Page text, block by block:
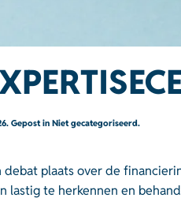
. Gepost in Niet gecategoriseerd.
plaats over de
lastig te herkennen en